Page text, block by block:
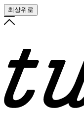
최상위로